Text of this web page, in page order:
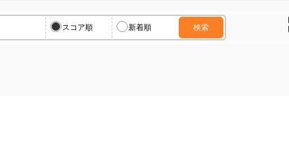
スコア順 新着順 検索